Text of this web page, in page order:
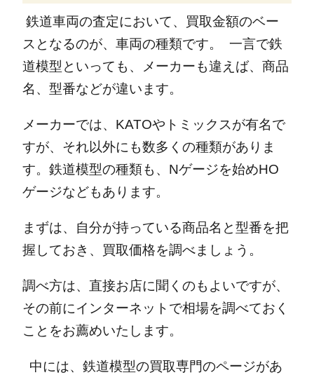
鉄道車両の査定において、買取金額のベー
スとなるのが、車両の種類です。
一言で鉄
道模型といっても、メーカーも違えば、商品
名、型番などが違います。
メーカーでは、KATOやトミックスが有名で
すが、それ以外にも数多くの種類がありま
す。 鉄道模型の種類も、Nゲージを始めHO
ゲージなどもあります。
まずは、自分が持っている商品名と型番を把
握しておき、買取価格を調べましょう。
調べ方は、直接お店に聞くのもよいですが、
その前にインターネットで相場を調べておく
ことをお薦めいたします。
中には、鉄道模型の買取専門のページがあ